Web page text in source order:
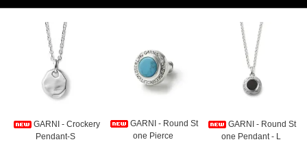
GARNI - Crockery
Pendant-S
GARNI - Round St
one Pierce
GARNI - Round St
one Pendant - L